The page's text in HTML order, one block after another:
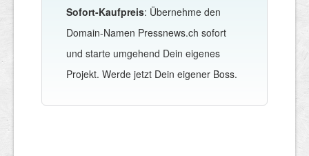
Sofort-Kaufpreis: Übernehme den
Domain-Namen Pressnews.ch sofort
und starte umgehend Dein eigenes
Projekt. Werde jetzt Dein eigener Boss.